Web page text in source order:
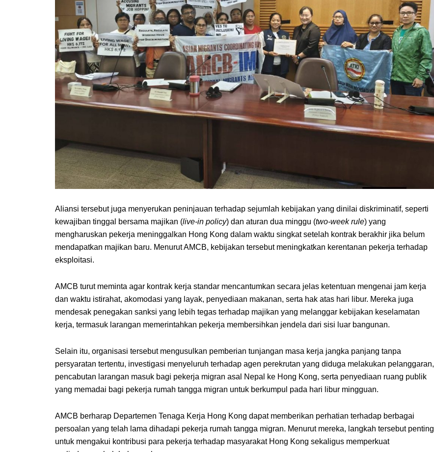
Aliansi tersebut juga menyerukan peninjauan terhadap sejumlah kebijakan yang dinilai diskriminatif, seperti
kewajiban tinggal bersama majikan (live-in policy) dan aturan dua minggu (two-week rule) yang
mengharuskan pekerja meninggalkan Hong Kong dalam waktu singkat setelah kontrak berakhir jika belum
mendapatkan majikan baru. Menurut AMCB, kebijakan tersebut meningkatkan kerentanan pekerja terhadap
eksploitasi.
AMCB turut meminta agar kontrak kerja standar mencantumkan secara jelas ketentuan mengenai jam kerja
dan waktu istirahat, akomodasi yang layak, penyediaan makanan, serta hak atas hari libur. Mereka juga
mendesak penegakan sanksi yang lebih tegas terhadap majikan yang melanggar kebijakan keselamatan
kerja, termasuk larangan memerintahkan pekerja membersihkan jendela dari sisi luar bangunan.
Selain itu, organisasi tersebut mengusulkan pemberian tunjangan masa kerja jangka panjang tanpa
persyaratan tertentu, investigasi menyeluruh terhadap agen perekrutan yang diduga melakukan pelanggaran,
pencabutan larangan masuk bagi pekerja migran asal Nepal ke Hong Kong, serta penyediaan ruang publik
yang memadai bagi pekerja rumah tangga migran untuk berkumpul pada hari libur mingguan.
AMCB berharap Departemen Tenaga Kerja Hong Kong dapat memberikan perhatian terhadap berbagai
persoalan yang telah lama dihadapi pekerja rumah tangga migran. Menurut mereka, langkah tersebut penting
untuk mengakui kontribusi para pekerja terhadap masyarakat Hong Kong sekaligus memperkuat